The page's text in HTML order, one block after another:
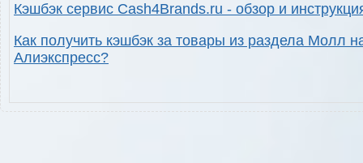
Кэшбэк сервис Cash4Brands.ru - обзор и
Как получить кэшбэк за товары из раздела Молл
Алиэкспресс?